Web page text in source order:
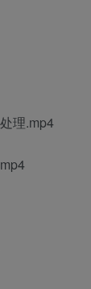
理.mp4